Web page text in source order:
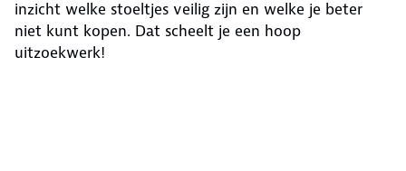
inzicht welke stoeltjes veilig zijn en welke je beter
niet kunt kopen. Dat scheelt je een hoop
uitzoekwerk!